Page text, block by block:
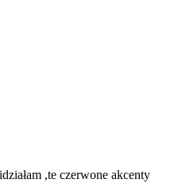
,te czerwone akcenty